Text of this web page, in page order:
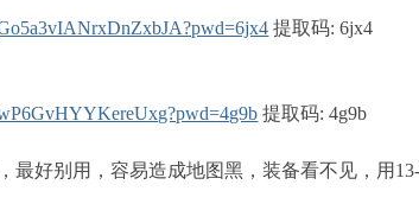
提取码: 6jx4
提取码: 4g9b
最好别用，容易造成地图黑，装备看不见，用